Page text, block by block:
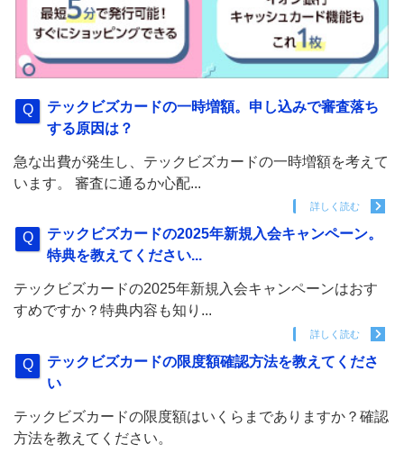
テックビズカードの一時増額。申し込みで審査落ち
する原因は？
急な出費が発生し、テックビズカードの一時増額を考えて
います。 審査に通るか心配...
詳しく読む
テックビズカードの2025年新規入会キャンペーン。
特典を教えてください...
テックビズカードの2025年新規入会キャンペーンはおす
すめですか？特典内容も知り...
詳しく読む
テックビズカードの限度額確認方法を教えてくださ
い
テックビズカードの限度額はいくらまでありますか？確認
方法を教えてください。